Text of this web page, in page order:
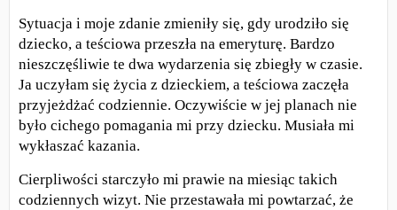
Sytuacja i moje zdanie zmieniły się, gdy urodziło się
dziecko, a teściowa przeszła na emeryturę. Bardzo
nieszczęśliwie te dwa wydarzenia się zbiegły w czasie.
Ja uczyłam się życia z dzieckiem, a teściowa zaczęła
przyjeżdżać codziennie. Oczywiście w jej planach nie
było cichego pomagania mi przy dziecku. Musiała mi
wykłaszać kazania.
Cierpliwości starczyło mi prawie na miesiąc takich
codziennych wizyt. Nie przestawała mi powtarzać, że